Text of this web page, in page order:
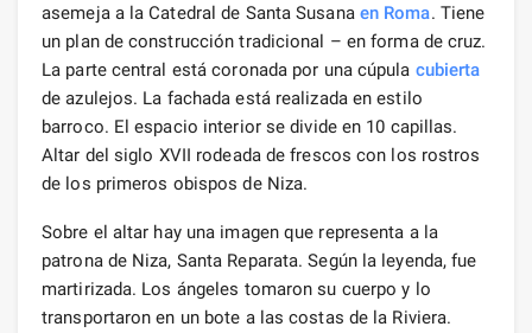
asemeja a la Catedral de Santa Susana en Roma. Tiene
un plan de construcción tradicional – en forma de cruz.
La parte central está coronada por una cúpula cubierta
de azulejos. La fachada está realizada en estilo
barroco. El espacio interior se divide en 10 capillas.
Altar del siglo XVII rodeada de frescos con los rostros
de los primeros obispos de Niza.
Sobre el altar hay una imagen que representa a la
patrona de Niza, Santa Reparata. Según la leyenda, fue
martirizada. Los ángeles tomaron su cuerpo y lo
transportaron en un bote a las costas de la Riviera.